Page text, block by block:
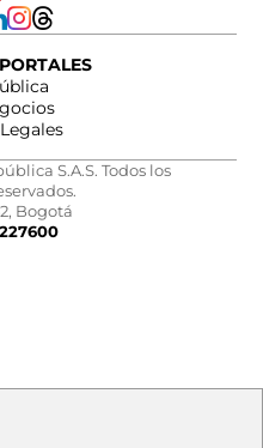
S.A.S. Todos los
Bogotá